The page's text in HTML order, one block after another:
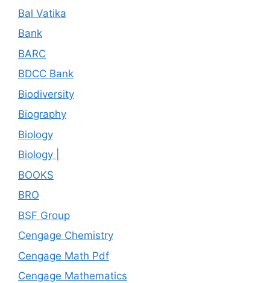
Bal Vatika
Bank
BARC
BDCC Bank
Biodiversity
Biography
Biology
Biology |
BOOKS
BRO
BSF Group
Cengage Chemistry
Cengage Math Pdf
Cengage Mathematics